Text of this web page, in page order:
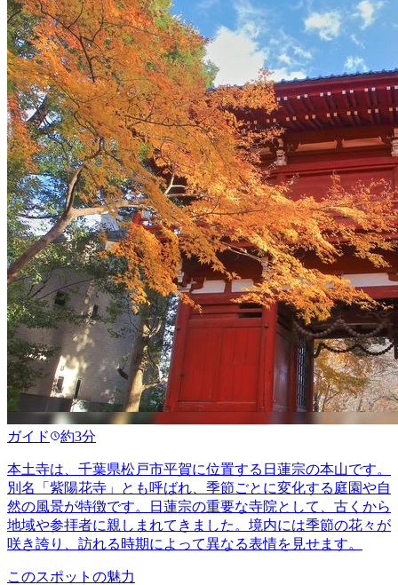
ガイド 約3分
本土寺は、千葉県松戸市平賀に位置する日蓮宗の本山です。
別名「紫陽花寺」とも呼ばれ、季節ごとに変化する庭園や自
然の風景が特徴です。日蓮宗の重要な寺院として、古くから
地域や参拝者に親しまれてきました。境内には季節の花々が
咲き誇り、訪れる時期によって異なる表情を見せます。
このスポットの魅力